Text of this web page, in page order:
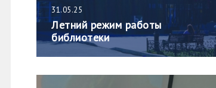
31.05.25
Летний режим работы
библиотеки